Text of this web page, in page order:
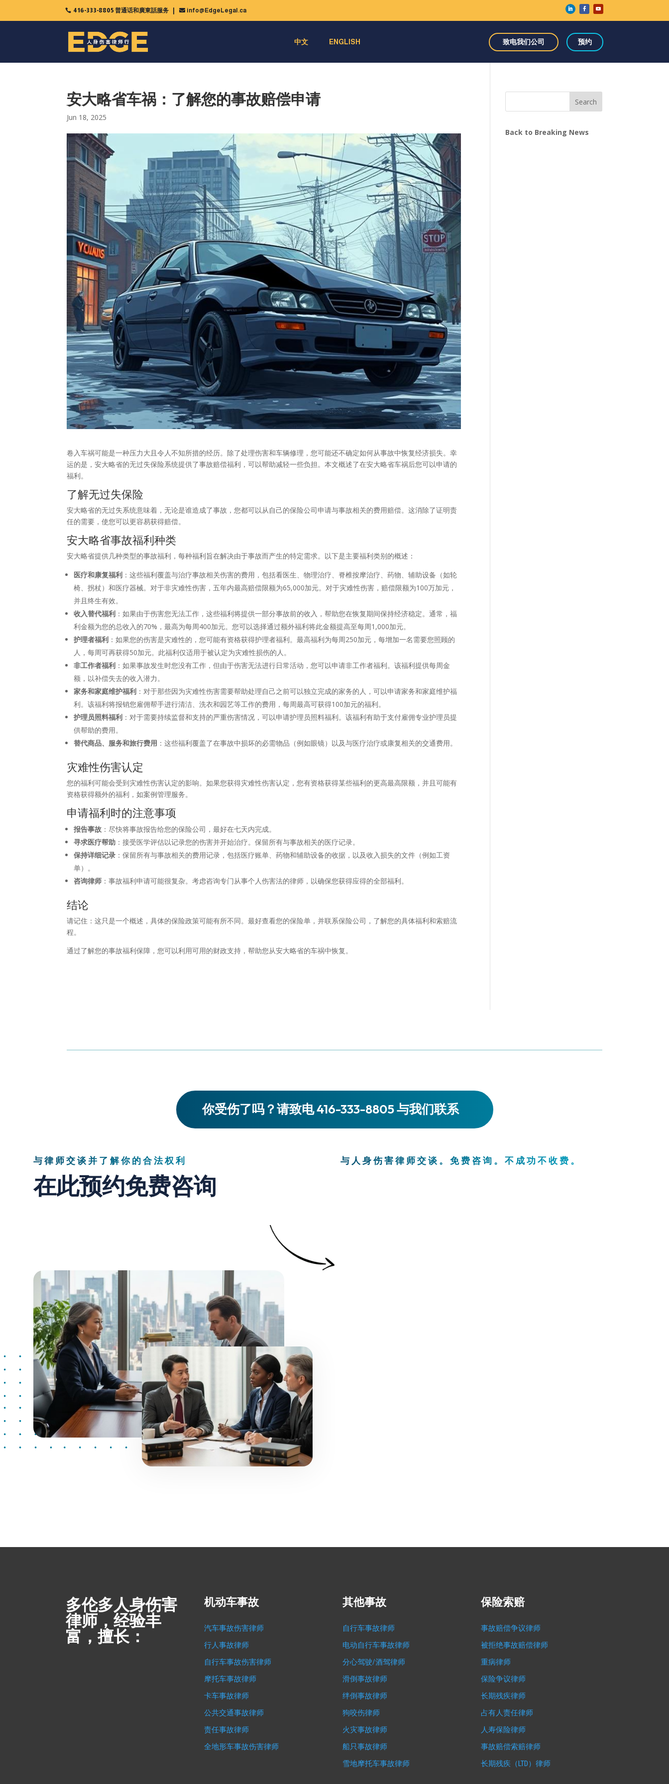
416-333-8805 普通话和廣東話服务  info@EdgeLegal.ca
中文 ENGLISH 致电我们公司 预约
安大略省车祸：了解您的事故赔偿申请
Jun 18, 2025
卷入车祸可能是一种压力大且令人不知所措的经历。除了处理伤害和车辆修理，您可能还不确定如何从事故中恢复经济损失。幸
运的是，安大略省的无过失保险系统提供了事故赔偿福利，可以帮助减轻一些负担。本文概述了在安大略省车祸后您可以申请的
福利。
了解无过失保险
安大略省的无过失系统意味着，无论是谁造成了事故，您都可以从自己的保险公司申请与事故相关的费用赔偿。这消除了证明责
任的需要，使您可以更容易获得赔偿。
安大略省事故福利种类
安大略省提供几种类型的事故福利，每种福利旨在解决由于事故而产生的特定需求。以下是主要福利类别的概述：
医疗和康复福利 ：这些福利覆盖与治疗事故相关伤害的费用，包括看医生、物理治疗、脊椎按摩治疗、药物、辅助设备（如轮
椅、拐杖）和医疗器械。对于非灾难性伤害，五年内最高赔偿限额为65,000加元。对于灾难性伤害，赔偿限额为100万加元，
并且终生有效。
收入替代福利 ：如果由于伤害您无法工作，这些福利将提供一部分事故前的收入，帮助您在恢复期间保持经济稳定。通常，福
利金额为您的总收入的70%，最高为每周400加元。您可以选择通过额外福利将此金额提高至每周1,000加元。
护理者福利 ：如果您的伤害是灾难性的，您可能有资格获得护理者福利。最高福利为每周250加元，每增加一名需要您照顾的
人，每周可再获得50加元。此福利仅适用于被认定为灾难性损伤的人。
非工作者福利 ：如果事故发生时您没有工作，但由于伤害无法进行日常活动，您可以申请非工作者福利。该福利提供每周金
额，以补偿失去的收入潜力。
家务和家庭维护福利 ：对于那些因为灾难性伤害需要帮助处理自己之前可以独立完成的家务的人，可以申请家务和家庭维护福
利。该福利将报销您雇佣帮手进行清洁、洗衣和园艺等工作的费用，每周最高可获得100加元的福利。
护理员照料福利 ：对于需要持续监督和支持的严重伤害情况，可以申请护理员照料福利。该福利有助于支付雇佣专业护理员提
供帮助的费用。
替代商品、服务和旅行费用 ：这些福利覆盖了在事故中损坏的必需物品（例如眼镜）以及与医疗治疗或康复相关的交通费用。
灾难性伤害认定
您的福利可能会受到灾难性伤害认定的影响。如果您获得灾难性伤害认定，您有资格获得某些福利的更高最高限额，并且可能有
资格获得额外的福利，如案例管理服务。
申请福利时的注意事项
报告事故 ：尽快将事故报告给您的保险公司，最好在七天内完成。
寻求医疗帮助 ：接受医学评估以记录您的伤害并开始治疗。保留所有与事故相关的医疗记录。
保持详细记录 ：保留所有与事故相关的费用记录，包括医疗账单、药物和辅助设备的收据，以及收入损失的文件（例如工资
单）。
咨询律师 ：事故福利申请可能很复杂。考虑咨询专门从事个人伤害法的律师，以确保您获得应得的全部福利。
结论
请记住：这只是一个概述，具体的保险政策可能有所不同。最好查看您的保险单，并联系保险公司，了解您的具体福利和索赔流
程。
通过了解您的事故福利保障，您可以利用可用的财政支持，帮助您从安大略省的车祸中恢复。
Search
Back to Breaking News
你受伤了吗？请致电 416-333-8805 与我们联系
与律师交谈并了解你的合法权利
在此预约免费咨询
与人身伤害律师交谈。免费咨询。不成功不收费。
多伦多人身伤害
律师，经验丰
富，擅长：
机动车事故
汽车事故伤害律师
行人事故律师
自行车事故伤害律师
摩托车事故律师
卡车事故律师
公共交通事故律师
责任事故律师
全地形车事故伤害律师
其他事故
自行车事故律师
电动自行车事故律师
分心驾驶/酒驾律师
滑倒事故律师
绊倒事故律师
狗咬伤律师
火灾事故律师
船只事故律师
雪地摩托车事故律师
保险索赔
事故赔偿争议律师
被拒绝事故赔偿律师
重病律师
保险争议律师
长期残疾律师
占有人责任律师
人寿保险律师
事故赔偿索赔律师
长期残疾（LTD）律师